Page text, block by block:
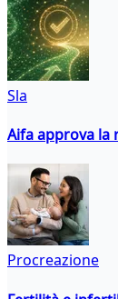
Sla
Aifa approva la
Procreazione